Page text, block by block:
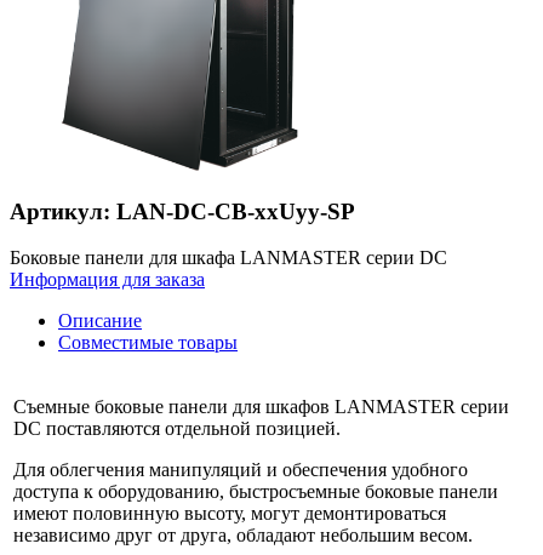
Артикул: LAN-DC-CB-xxUyy-SP
Боковые панели для шкафа LANMASTER серии DC
Информация для заказа
Описание
Совместимые товары
Съемные боковые панели для шкафов LANMASTER серии
DC поставляются отдельной позицией.
Для облегчения манипуляций и обеспечения удобного
доступа к оборудованию, быстросъемные боковые панели
имеют половинную высоту, могут демонтироваться
независимо друг от друга, обладают небольшим весом.